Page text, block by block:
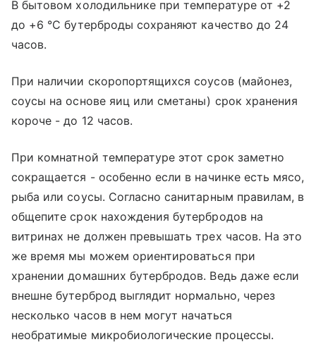
В бытовом холодильнике при температуре от +2
до +6 °C бутерброды сохраняют качество до 24
часов.
При наличии скоропортящихся соусов (майонез,
соусы на основе яиц или сметаны) срок хранения
короче - до 12 часов.
При комнатной температуре этот срок заметно
сокращается - особенно если в начинке есть мясо,
рыба или соусы. Согласно санитарным правилам, в
общепите срок нахождения бутербродов на
витринах не должен превышать трех часов. На это
же время мы можем ориентироваться при
хранении домашних бутербродов. Ведь даже если
внешне бутерброд выглядит нормально, через
несколько часов в нем могут начаться
необратимые микробиологические процессы.